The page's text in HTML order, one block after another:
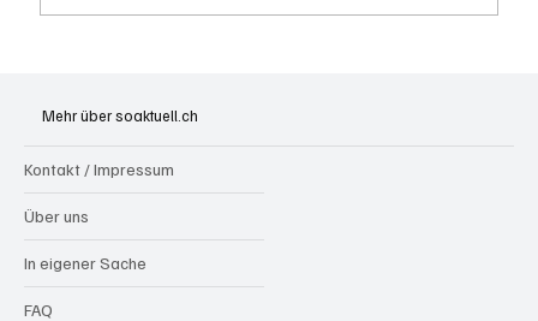
Mehr über soaktuell.ch
Kontakt / Impressum
Über uns
In eigener Sache
FAQ